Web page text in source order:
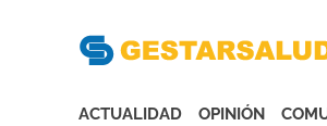
de
ACTUALIDAD OPINIÓN